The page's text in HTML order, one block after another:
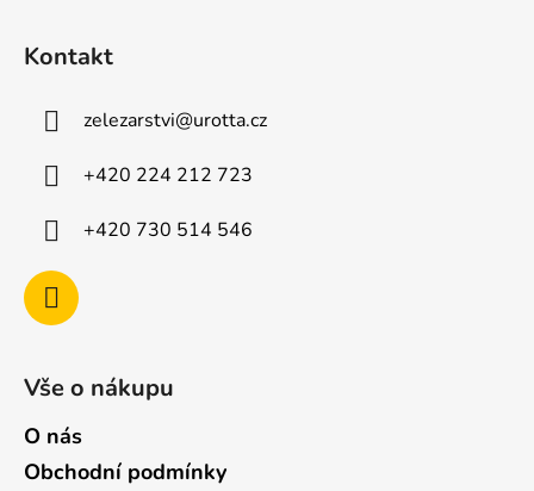
Kontakt
zelezarstvi@urotta.cz
+420 224 212 723
+420 730 514 546
Vše o nákupu
O nás
Obchodní podmínky